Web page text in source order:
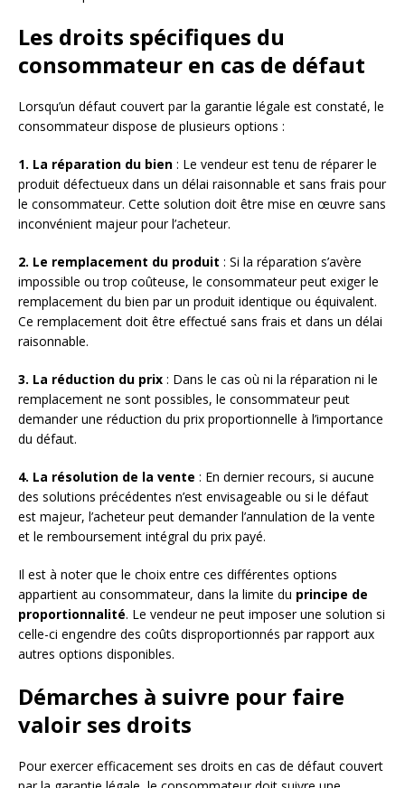
Les droits spécifiques du
consommateur en cas de défaut
Lorsqu’un défaut couvert par la garantie légale est constaté, le
consommateur dispose de plusieurs options :
1. La réparation du bien : Le vendeur est tenu de réparer le
produit défectueux dans un délai raisonnable et sans frais pour
le consommateur. Cette solution doit être mise en œuvre sans
inconvénient majeur pour l’acheteur.
2. Le remplacement du produit : Si la réparation s’avère
impossible ou trop coûteuse, le consommateur peut exiger le
remplacement du bien par un produit identique ou équivalent.
Ce remplacement doit être effectué sans frais et dans un délai
raisonnable.
3. La réduction du prix : Dans le cas où ni la réparation ni le
remplacement ne sont possibles, le consommateur peut
demander une réduction du prix proportionnelle à l’importance
du défaut.
4. La résolution de la vente : En dernier recours, si aucune
des solutions précédentes n’est envisageable ou si le défaut
est majeur, l’acheteur peut demander l’annulation de la vente
et le remboursement intégral du prix payé.
Il est à noter que le choix entre ces différentes options
appartient au consommateur, dans la limite du principe de
proportionnalité. Le vendeur ne peut imposer une solution si
celle-ci engendre des coûts disproportionnés par rapport aux
autres options disponibles.
Démarches à suivre pour faire
valoir ses droits
Pour exercer efficacement ses droits en cas de défaut couvert